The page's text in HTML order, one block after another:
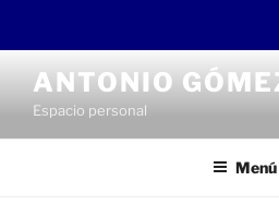
contenido
ANTONIO
Espacio personal
Menú